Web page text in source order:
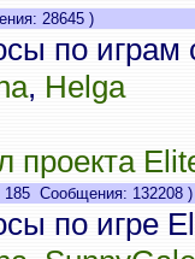
28645 )
по играм
, Helga
проекта
Сообщения: 132208 )
по игре